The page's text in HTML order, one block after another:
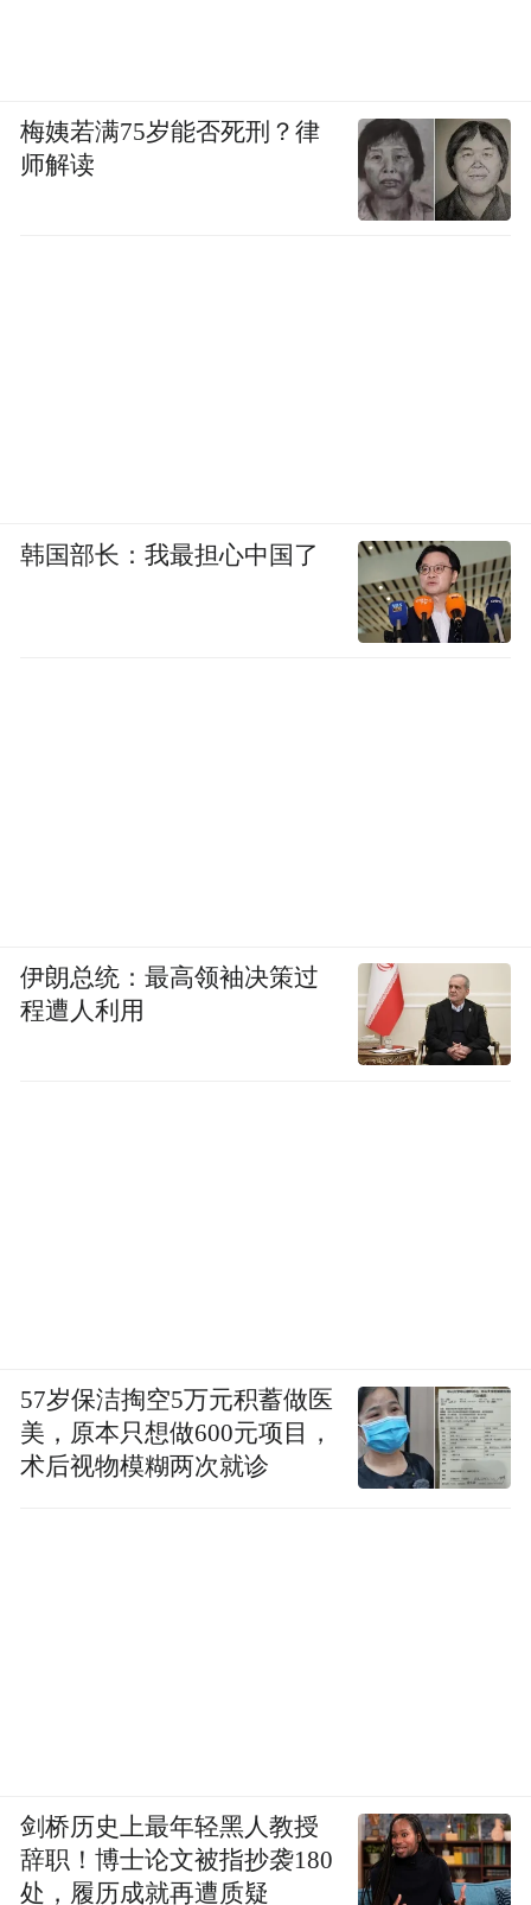
梅姨若满75岁能否死刑？律
师解读
韩国部长：我最担心中国了
伊朗总统：最高领袖决策过
程遭人利用
57岁保洁掏空5万元积蓄做医
美，原本只想做600元项目，
术后视物模糊两次就诊
剑桥历史上最年轻黑人教授
辞职！博士论文被指抄袭180
处，履历成就再遭质疑